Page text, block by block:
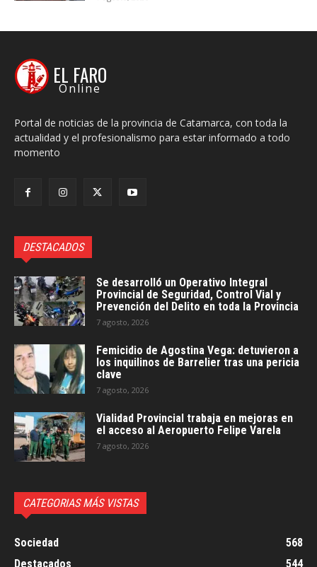
EL FARO
Online
Portal de noticias de la provincia de Catamarca, con toda la
actualidad y el profesionalismo para estar informado a todo
momento
DESTACADOS
Se desarrolló un Operativo Integral
Provincial de Seguridad, Control Vial y
Prevención del Delito en toda la Provincia
7 agosto, 2026
Femicidio de Agostina Vega: detuvieron a
los inquilinos de Barrelier tras una pericia
clave
7 agosto, 2026
Vialidad Provincial trabaja en mejoras en
el acceso al Aeropuerto Felipe Varela
7 agosto, 2026
CATEGORIAS MÁS VISTAS
Sociedad
568
Destacados
544